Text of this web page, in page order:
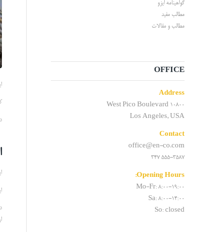
گواهینامه ایزو
مطالب مفید
مطالب و مقالات
OFFICE
Address
10800 West Pico Boulevard
Los Angeles, USA
Contact
office@en-co.com
555-3587 347
Opening Hours:
Mo-Fr: 8:00-19:00
Sa: 8:00-14:00
So: closed